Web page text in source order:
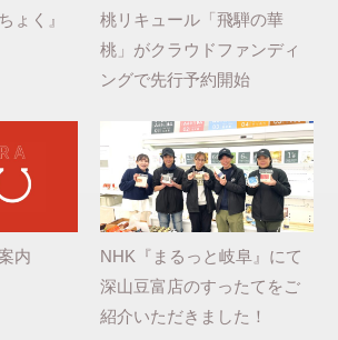
ょく』
桃リキュール「飛騨の華
桃」がクラウドファンディ
ングで先行予約開始
内
NHK『まるっと岐阜』にて
深山豆富店のすったてをご
紹介いただきました！